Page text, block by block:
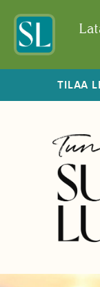
TILAA